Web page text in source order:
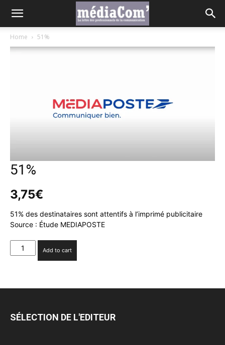
Home 51%
51%
3,75€
51% des destinataires sont attentifs à l’imprimé publicitaire
Source : Étude MEDIAPOSTE
51%
quantity
Add to cart
SÉLECTION DE L'EDITEUR